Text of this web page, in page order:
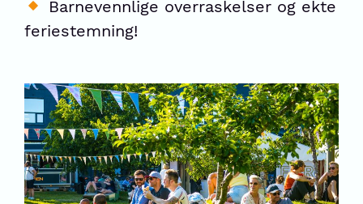
Barnevennlige overraskelser og ekte
feriestemning!